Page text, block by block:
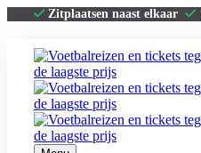
Zitplaatsen naast elkaar